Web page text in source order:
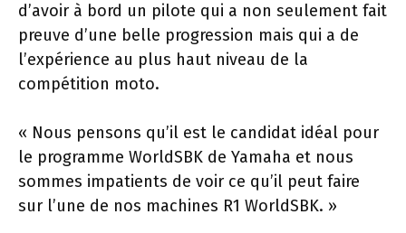
d’avoir à bord un pilote qui a non seulement fait
preuve d’une belle progression mais qui a de
l’expérience au plus haut niveau de la
compétition moto.
« Nous pensons qu’il est le candidat idéal pour
le programme WorldSBK de Yamaha et nous
sommes impatients de voir ce qu’il peut faire
sur l’une de nos machines R1 WorldSBK. »